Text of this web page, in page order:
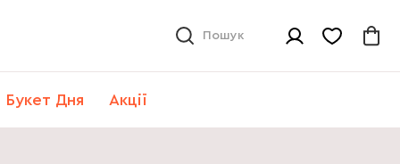
Пошук
Букет Дня Акції